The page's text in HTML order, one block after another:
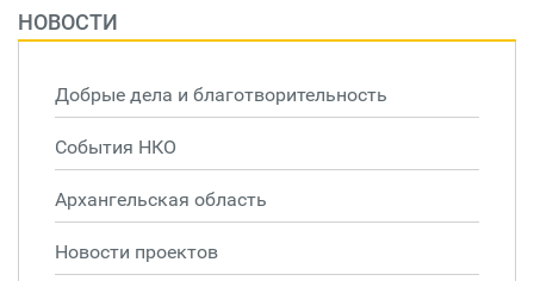
НОВОСТИ
Добрые дела и благотворительность
События НКО
Архангельская область
Новости проектов